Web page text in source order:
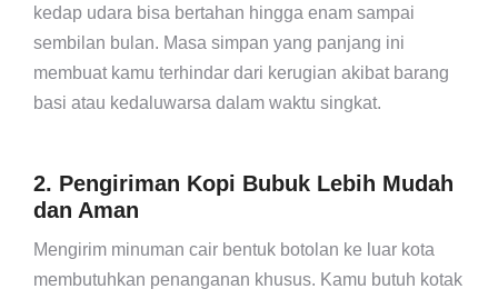
kedap udara bisa bertahan hingga enam sampai
sembilan bulan. Masa simpan yang panjang ini
membuat kamu terhindar dari kerugian akibat barang
basi atau kedaluwarsa dalam waktu singkat.
2. Pengiriman Kopi Bubuk Lebih Mudah
dan Aman
Mengirim minuman cair bentuk botolan ke luar kota
membutuhkan penanganan khusus. Kamu butuh kotak